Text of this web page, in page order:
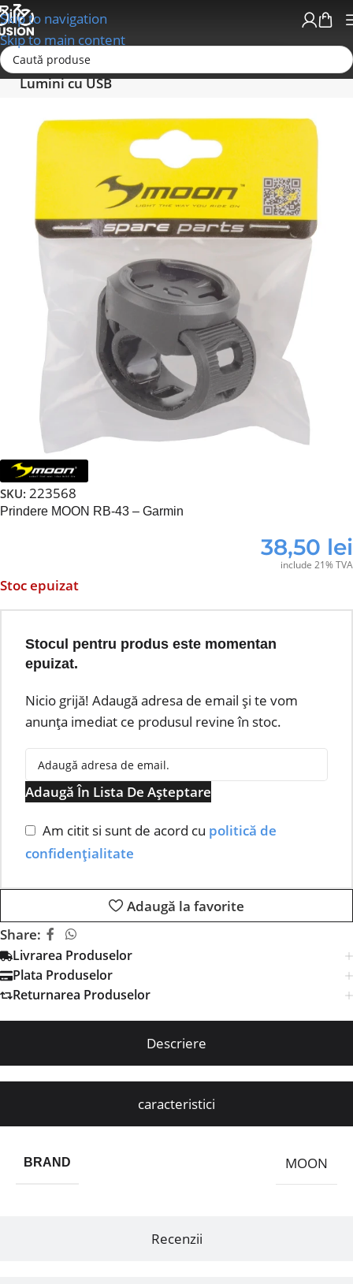
Skip to navigation
Skip to main content
Prima pagină
Lumini cu USB
SKU: 223568
Prindere MOON RB-43 – Garmin
38,50 lei
include 21% TVA
Stoc epuizat
Stocul pentru produs este momentan
epuizat.
Nicio grijă! Adaugă adresa de email și te vom
anunța imediat ce produsul revine în stoc.
Adaugă În Lista De Așteptare
Am citit si sunt de acord cu politică de
confidențialitate
Adaugă la favorite
Share:
Livrarea Produselor
Plata Produselor
Returnarea Produselor
Descriere
caracteristici
Recenzii
BRAND MOON